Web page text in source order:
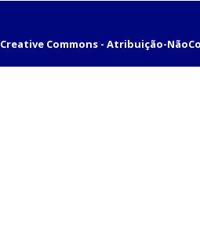
Creative Commons - Atribuição-